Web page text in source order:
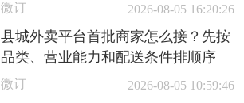
微订 2026-08-05 16:20:26
县城外卖平台首批商家怎么接？先按
品类、营业能力和配送条件排顺序
微订 2026-08-05 10:59:46